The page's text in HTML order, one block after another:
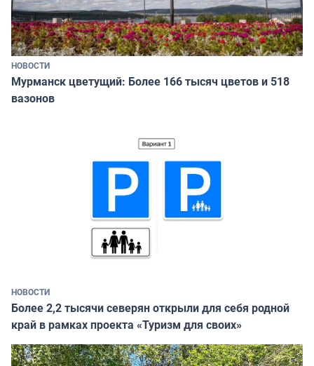
НОВОСТИ
Мурманск цветущий: Более 166 тысяч цветов и 518
вазонов
НОВОСТИ
Более 2,2 тысячи северян открыли для себя родной
край в рамках проекта «Туризм для своих»